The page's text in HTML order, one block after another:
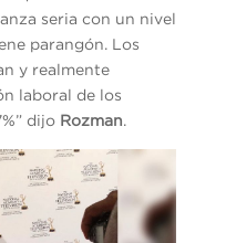
seria con un nivel
parangón. Los
y realmente
laboral de los
dijo Rozman.